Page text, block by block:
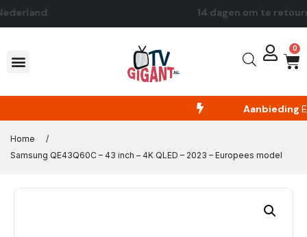
14 dagen om te retourneren
0
Aanbieding
Home
/
Samsung QE43Q60C – 43 inch – 4K QLED – 2023 – Europees model